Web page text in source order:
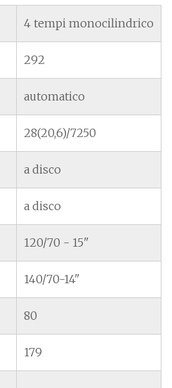
4 tempi monocilindrico
292
automatico
28(20,6)/7250
a disco
a disco
120/70 - 15"
140/70-14"
80
179